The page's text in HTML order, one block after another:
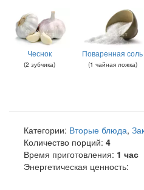
Чеснок
(2 зубчика)
Поваренная соль
(1 чайная ложка)
Категории: Вторые блюда,
Количество порций: 4
Время приготовления: 1 час
Энергетическая ценность: